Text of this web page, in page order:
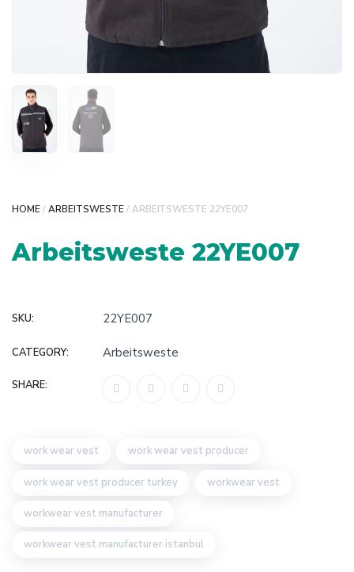
HOME/ARBEITSWESTE/ ARBEITSWESTE 22YE007
Arbeitsweste 22YE007
SKU: 22YE007
CATEGORY: Arbeitsweste
SHARE:
work wear vest work wear vest producer
work wear vest producer turkey workwear vest
workwear vest manufacturer
workwear vest manufacturer istanbul